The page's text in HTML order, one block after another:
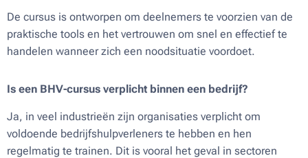
De cursus is ontworpen om deelnemers te voorzien van de
praktische tools en het vertrouwen om snel en effectief te
handelen wanneer zich een noodsituatie voordoet.
Is een BHV-cursus verplicht binnen een bedrijf?
Ja, in veel industrieën zijn organisaties verplicht om
voldoende bedrijfshulpverleners te hebben en hen
regelmatig te trainen. Dit is vooral het geval in sectoren